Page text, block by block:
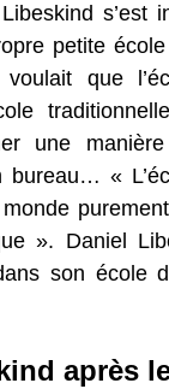
s’est
petite
que
une
bureau… «
». Daniel
son école
après